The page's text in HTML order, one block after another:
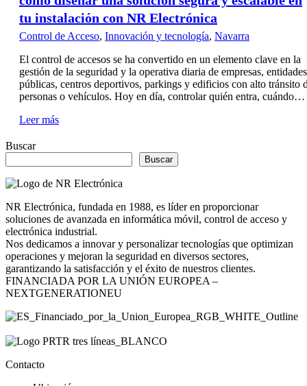
tu instalación con NR Electrónica
Control de Acceso, Innovación y tecnología, Navarra
El control de accesos se ha convertido en un elemento clave en la
gestión de la seguridad y la operativa diaria de empresas, entidades
públicas, centros deportivos, parkings y edificios con alto tránsito
personas o vehículos. Hoy en día, controlar quién entra, cuándo…
Leer más
Buscar
Buscar
NR Electrónica, fundada en 1988, es líder en proporcionar
soluciones de avanzada en informática móvil, control de acceso y
electrónica industrial.
Nos dedicamos a innovar y personalizar tecnologías que optimizan
operaciones y mejoran la seguridad en diversos sectores,
garantizando la satisfacción y el éxito de nuestros clientes.
FINANCIADA POR LA UNIÓN EUROPEA –
NEXTGENERATIONEU
Contacto